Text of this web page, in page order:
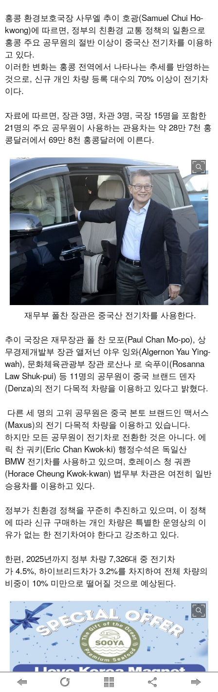
홍콩 환경보호국장 사무엘 추이 호광(Samuel Chui Ho-
kwong)에 따르면, 정부의 친환경 교통 정책의 일환으로
홍콩 주요 공무원의 절반 이상이 중국산 전기차를 이용하
고 있다.
이러한 변화는 홍콩 전역에서 나타나는 추세를 반영하는
것으로, 신규 개인 차량 등록 대수의 70% 이상이 전기차
이다.
자료에 따르면, 장관 3명, 차관 3명, 국장 15명을 포함한
21명의 주요 공무원이 사용하는 관용차는 약 28만 7천 홍
콩달러에서 69만 8천 홍콩달러에 이른다.
재무부 폴찬 장관은 중국산 전기차를 사용한다.
추이 국장은 재무장관 폴 찬 모포(Paul Chan Mo-po), 상
무경제개발부 장관 앨저넌 야우 잉와(Algernon Yau Ying-
wah), 문화체육관광부 장관 로산나 로 숙푸이(Rosanna
Law Shuk-pui) 등 11명의 공무원이 중국 브랜드 덴자
(Denza)의 전기 다목적 차량을 이용하고 있다고 밝혔다.
다른 세 명의 고위 공무원은 중국 본토 브랜드인 맥서스
(Maxus)의 전기 다목적 차량을 이용하고 있습니다.
하지만 모든 공무원이 전기차로 전환한 것은 아니다. 에
릭 찬 궈키(Eric Chan Kwok-ki) 행정수석은 독일산
BMW 전기차를 사용하고 있으며, 호레이스 청 궈콴
(Horace Cheung Kwok-kwan) 법무부 차관은 여전히 일반
승용차를 이용하고 있다.
정부가 친환경 정책을 꾸준히 추진하고 있으며, 이 정책
에 따라 신규 구매하는 개인 차량은 특별한 운영상의 이
유가 없는 한 전기차여야 한다고 강조하고 있다.
한편, 2025년까지 정부 차량 7,326대 중 전기차
가 4.5%, 하이브리드차가 3.2%를 차지하여 전체 차량의
비중이 10% 미만으로 떨어질 것으로 예상된다.